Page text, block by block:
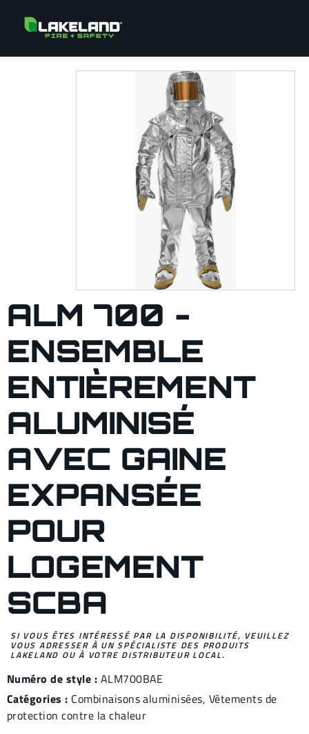
ALM 700 -
ENSEMBLE
ENTIÈREMENT
ALUMINISÉ
AVEC GAINE
EXPANSÉE
POUR
LOGEMENT
SCBA
SI VOUS ÊTES INTÉRESSÉ PAR LA DISPONIBILITÉ, VEUILLEZ
VOUS ADRESSER À UN SPÉCIALISTE DES PRODUITS
LAKELAND OU À VOTRE DISTRIBUTEUR LOCAL.
Numéro de style : ALM700BAE
Catégories : Combinaisons aluminisées, Vêtements de
protection contre la chaleur